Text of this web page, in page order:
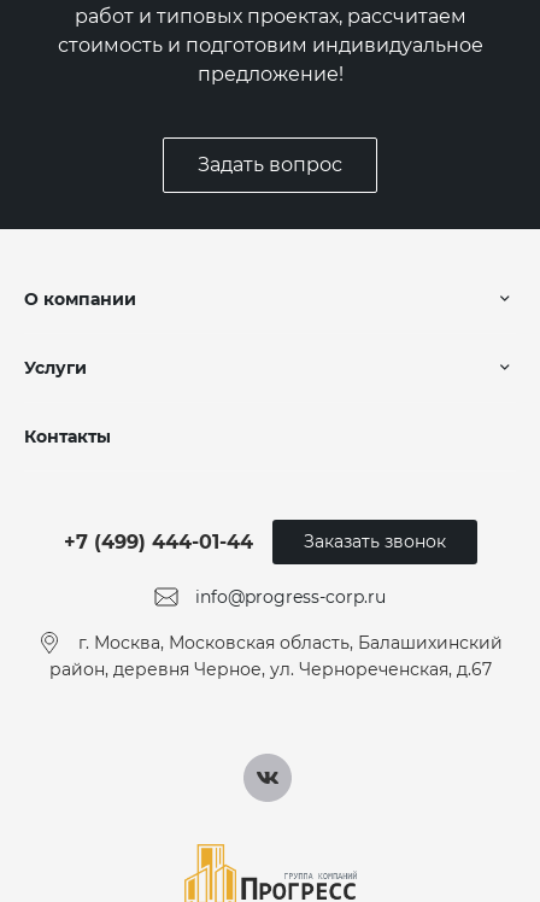
работ и типовых проектах, рассчитаем
стоимость и подготовим индивидуальное
предложение!
Задать вопрос
О компании
Услуги
Контакты
info@progress-corp.ru
+7 (499) 444-01-44
г. Москва, Московская область, Балашихинский
район, деревня Черное, ул. Чернореченская, д.67
Заказать звонок